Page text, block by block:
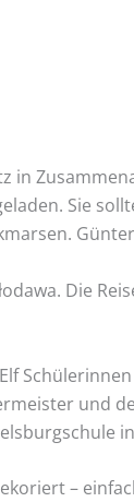
in
Sie
Die
und
–